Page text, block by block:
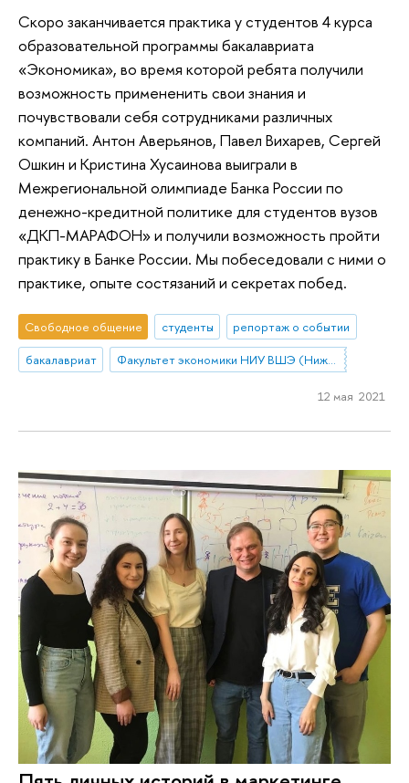
Скоро заканчивается практика у студентов 4 курса
образовательной программы бакалавриата
«Экономика», во время которой ребята получили
возможность примененить свои знания и
почувствовали себя сотрудниками различных
компаний. Антон Аверьянов, Павел Вихарев, Сергей
Ошкин и Кристина Хусаинова выиграли в
Межрегиональной олимпиаде Банка России по
денежно-кредитной политике для студентов вузов
«ДКП-МАРАФОН» и получили возможность пройти
практику в Банке России. Мы побеседовали с ними о
практике, опыте состязаний и секретах побед.
Свободное общение студенты
репортаж о событии
бакалавриат
Факультет экономики НИУ ВШЭ (Нижний Новгород)
12 мая 2021